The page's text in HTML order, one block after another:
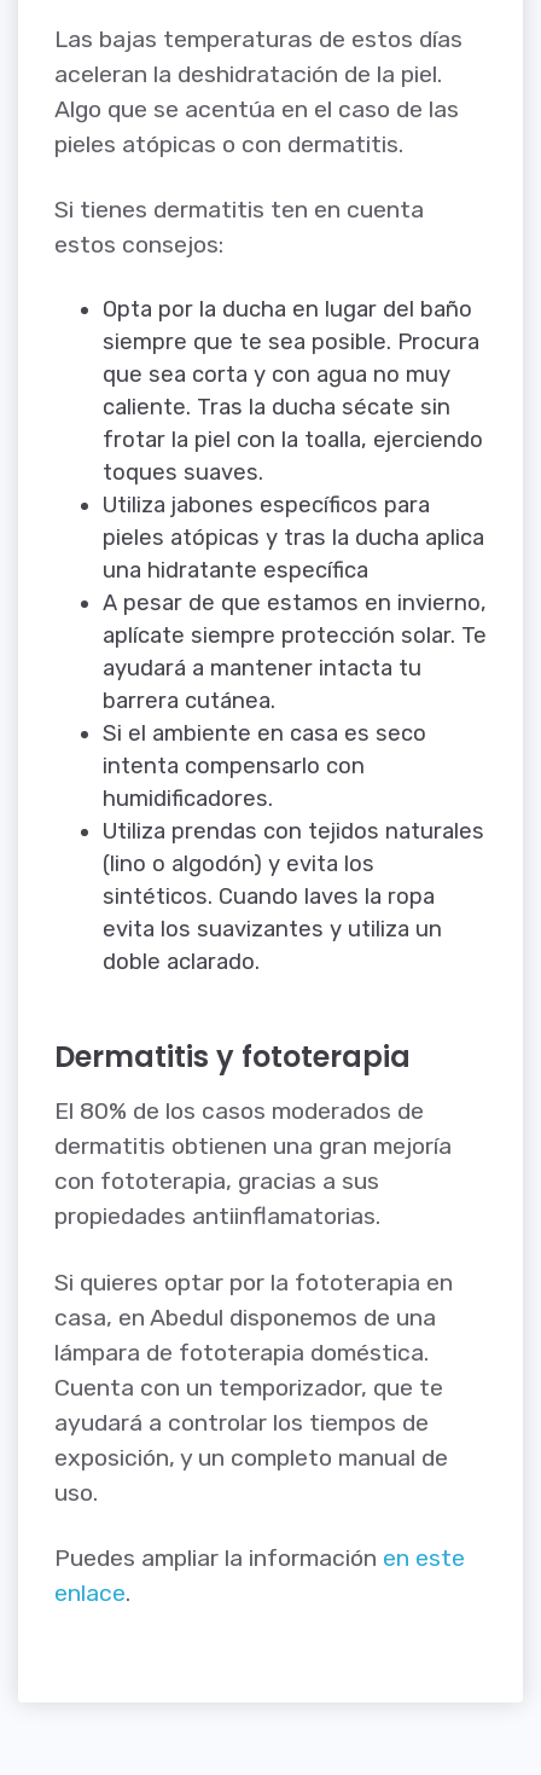
Las bajas temperaturas de estos días
aceleran la deshidratación de la piel.
Algo que se acentúa en el caso de las
pieles atópicas o con dermatitis.
Si tienes dermatitis ten en cuenta
estos consejos:
Opta por la ducha en lugar del baño
siempre que te sea posible. Procura
que sea corta y con agua no muy
caliente. Tras la ducha sécate sin
frotar la piel con la toalla, ejerciendo
toques suaves.
Utiliza jabones específicos para
pieles atópicas y tras la ducha aplica
una hidratante específica
A pesar de que estamos en invierno,
aplícate siempre protección solar. Te
ayudará a mantener intacta tu
barrera cutánea.
Si el ambiente en casa es seco
intenta compensarlo con
humidificadores.
Utiliza prendas con tejidos naturales
(lino o algodón) y evita los
sintéticos. Cuando laves la ropa
evita los suavizantes y utiliza un
doble aclarado.
Dermatitis y fototerapia
El 80% de los casos moderados de
dermatitis obtienen una gran mejoría
con fototerapia, gracias a sus
propiedades antiinflamatorias.
Si quieres optar por la fototerapia en
casa, en Abedul disponemos de una
lámpara de fototerapia doméstica.
Cuenta con un temporizador, que te
ayudará a controlar los tiempos de
exposición, y un completo manual de
uso.
Puedes ampliar la información en este
enlace.